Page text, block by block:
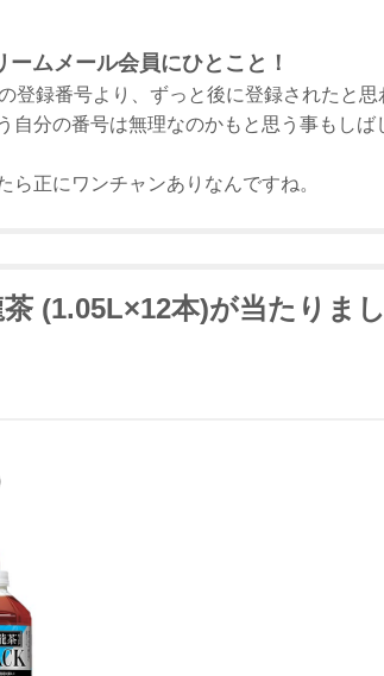
ムメール会員にひとこと！
登録番号より、ずっと後に登録されたと
自分の番号は無理なのかもと思う事もしば
正にワンチャンありなんですね。
(1.05L×12本)が当たりま